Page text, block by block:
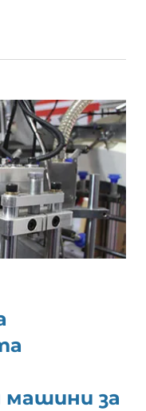
машини за